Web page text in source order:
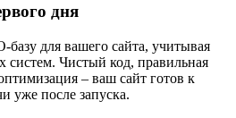
дня
для вашего сайта, учитывая
систем. Чистый код, правильная
– ваш сайт готов к
уже после запуска.